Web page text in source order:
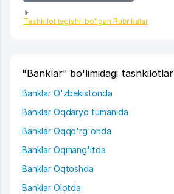
Tashkilot tegishli bo'lgan Rubrikalar
"Banklar" bo'limidagi tashkilotlar
Banklar O'zbekistonda
Banklar Oqdaryo tumanida
Banklar Oqqo'rg'onda
Banklar Oqmang'itda
Banklar Oqtoshda
Banklar Olotda